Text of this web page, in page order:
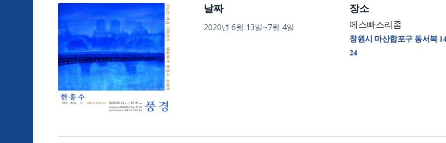
날짜
2020년 6월 13일~7월 4일
장소
에스빠스리좀
창원시 마산합포구 동서북
24